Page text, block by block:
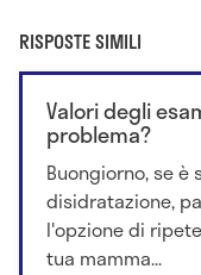
RISPOSTE SIMILI
Valori degli
problema?
Buongiorno, se
disidratazione,
l'opzione di
tua mamma...